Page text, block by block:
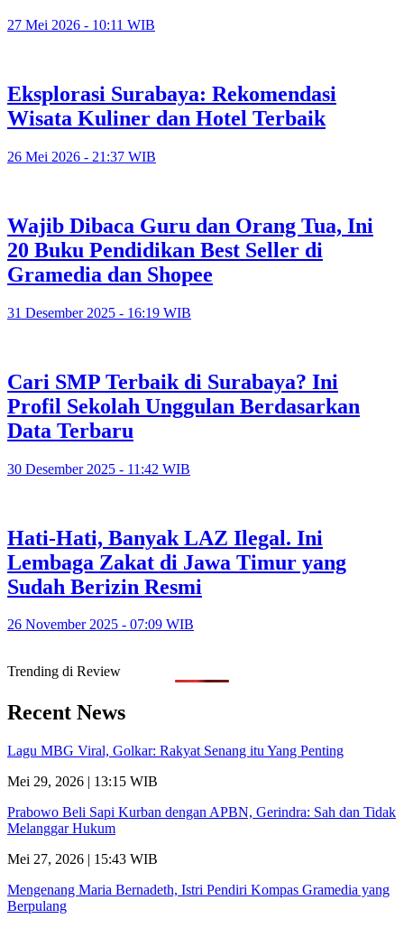
27 Mei 2026 - 10:11 WIB
Eksplorasi Surabaya: Rekomendasi
Wisata Kuliner dan Hotel Terbaik
26 Mei 2026 - 21:37 WIB
Wajib Dibaca Guru dan Orang Tua, Ini
20 Buku Pendidikan Best Seller di
Gramedia dan Shopee
31 Desember 2025 - 16:19 WIB
Cari SMP Terbaik di Surabaya? Ini
Profil Sekolah Unggulan Berdasarkan
Data Terbaru
30 Desember 2025 - 11:42 WIB
Hati-Hati, Banyak LAZ Ilegal. Ini
Lembaga Zakat di Jawa Timur yang
Sudah Berizin Resmi
26 November 2025 - 07:09 WIB
Trending di Review
Recent News
Lagu MBG Viral, Golkar: Rakyat Senang itu Yang Penting
Mei 29, 2026 | 13:15 WIB
Prabowo Beli Sapi Kurban dengan APBN, Gerindra: Sah dan Tidak
Melanggar Hukum
Mei 27, 2026 | 15:43 WIB
Mengenang Maria Bernadeth, Istri Pendiri Kompas Gramedia yang
Berpulang